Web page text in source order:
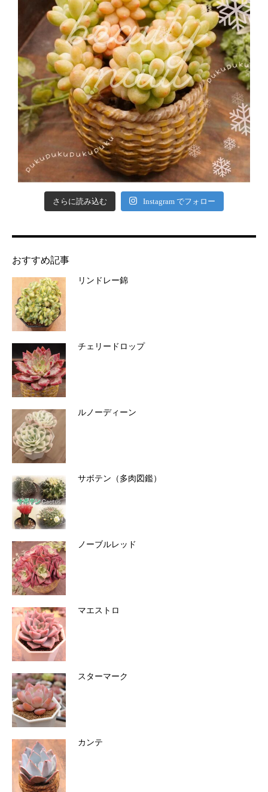
さらに読み込む Instagram でフォロー
おすすめ記事
リンドレー錦
チェリードロップ
ルノーディーン
サボテン（多肉図鑑）
ノーブルレッド
マエストロ
スターマーク
カンテ